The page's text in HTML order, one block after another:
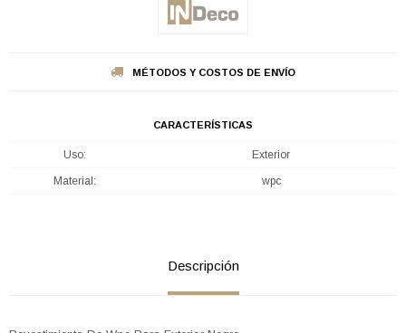
MÉTODOS Y COSTOS DE ENVÍO
CARACTERÍSTICAS
Uso Exterior
Material wpc
Descripción